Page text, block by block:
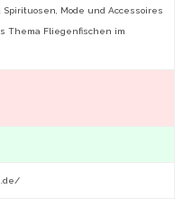
Spirituosen, Mode und Accessoires
Thema Fliegenfischen im